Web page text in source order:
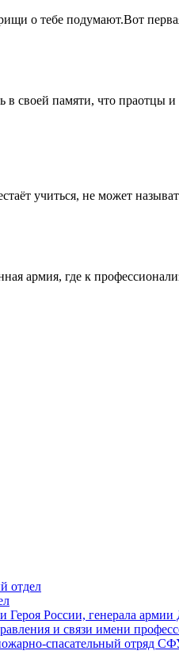
о тебе подумают.Вот
в своей памяти, что
учиться, не может
армия, где к
отдел
Героя России, генерала
и связи имени
спасательный отряд